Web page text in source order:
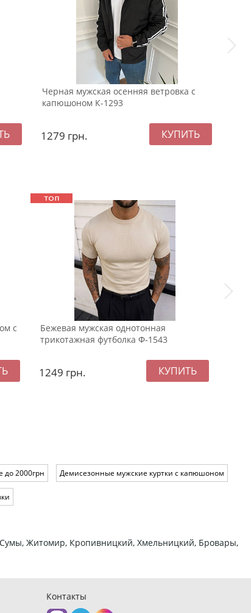
Черная мужская осенняя ветровка с
капюшоном К-1293
1279 грн.
с
Бежевая мужская однотонная
трикотажная футболка Ф-1543
1249 грн.
до 2000грн Демисезонные мужские куртки с капюшоном
Сумы, Житомир, Кропивницкий, Хмельницкий, Бровары,
Контакты